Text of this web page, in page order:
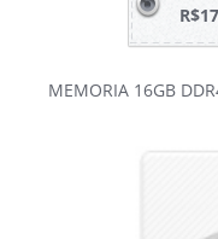
MEMORIA 16GB